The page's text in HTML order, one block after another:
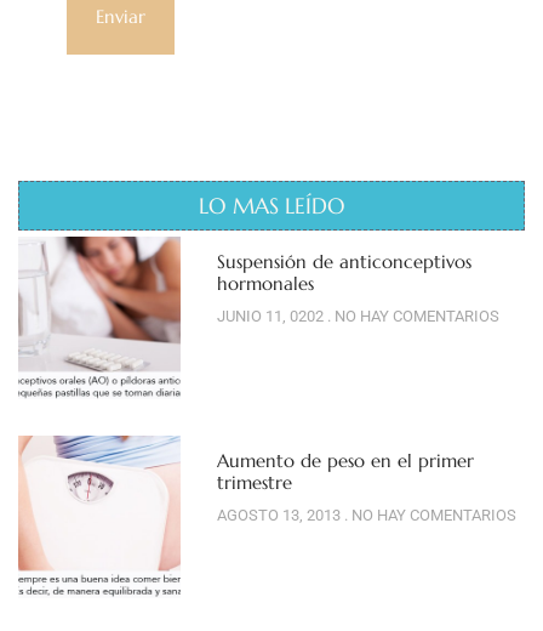
LO MAS LEÍDO
Suspensión de anticonceptivos
hormonales
JUNIO 11, 0202 NO HAY COMENTARIOS
Aumento de peso en el primer
trimestre
AGOSTO 13, 2013 NO HAY COMENTARIOS